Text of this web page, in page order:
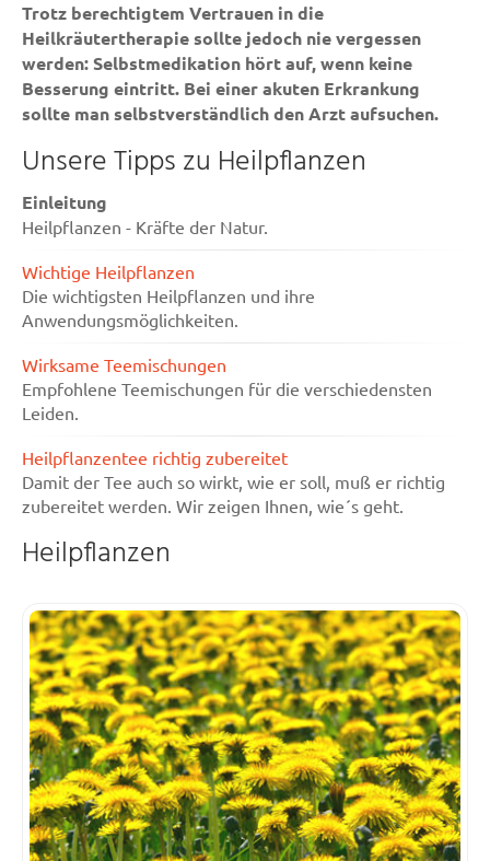
Trotz berechtigtem Vertrauen in die
Heilkräutertherapie sollte jedoch nie vergessen
werden: Selbstmedikation hört auf, wenn keine
Besserung eintritt. Bei einer akuten Erkrankung
sollte man selbstverständlich den Arzt aufsuchen.
Unsere Tipps zu Heilpflanzen
Einleitung
Heilpflanzen - Kräfte der Natur.
Wichtige Heilpflanzen
Die wichtigsten Heilpflanzen und ihre
Anwendungsmöglichkeiten.
Wirksame Teemischungen
Empfohlene Teemischungen für die verschiedensten
Leiden.
Heilpflanzentee richtig zubereitet
Damit der Tee auch so wirkt, wie er soll, muß er richtig
zubereitet werden. Wir zeigen Ihnen, wie´s geht.
Heilpflanzen